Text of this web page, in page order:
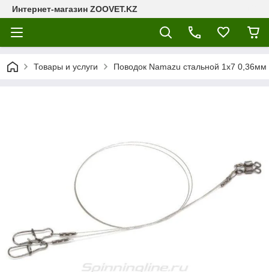
Интернет-магазин ZOOVET.KZ
Товары и услуги Поводок Namazu стальной 1х7